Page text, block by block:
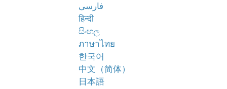
فارسی
हिन्दी
සිංහල
ภาษาไทย
한국어
中文（简体）
日本語